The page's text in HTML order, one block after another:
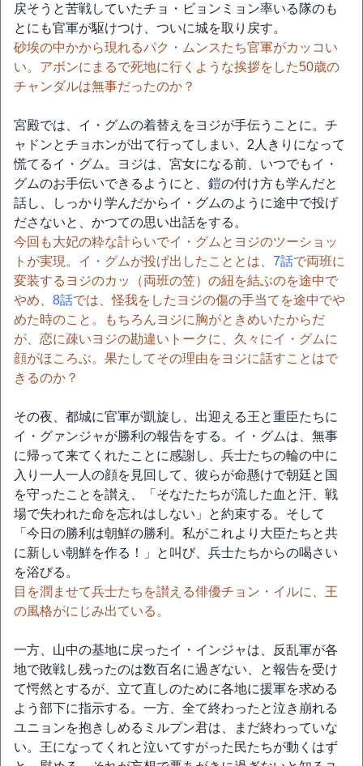
戻そうと苦戦していたチョ・ビョンミョン率いる隊のも
とにも官軍が駆けつけ、ついに城を取り戻す。
砂埃の中かから現れるパク・ムンスたち官軍がカッコい
い。アボンにまるで死地に行くような挨拶をした50歳の
チャンダルは無事だったのか？
宮殿では、イ・グムの着替えをヨジが手伝うことに。チ
ャドンとチョホンが出て行ってしまい、2人きりになって
慌てるイ・グム。ヨジは、宮女になる前、いつでもイ・
グムのお手伝いできるようにと、鎧の付け方も学んだと
話し、しっかり学んだからイ・グムのように途中で投げ
ださないと、かつての思い出話をする。
今回も大妃の粋な計らいでイ・グムとヨジのツーショッ
トが実現。イ・グムが投げ出したこととは、 7話で両班に
変装するヨジのカッ（両班の笠）の紐を結ぶのを途中で
やめ、 8話では、怪我をしたヨジの傷の手当てを途中でや
めた時のこと。もちろんヨジに胸がときめいたからだ
が、恋に疎いヨジの勘違いトークに、久々にイ・グムに
顔がほころぶ。果たしてその理由をヨジに話すことはで
きるのか？
その夜、都城に官軍が凱旋し、出迎える王と重臣たちに
イ・グァンジャが勝利の報告をする。イ・グムは、無事
に帰って来てくれたことに感謝し、兵士たちの輪の中に
入り一人一人の顔を見回して、彼らが命懸けで朝廷と国
を守ったことを讃え、「そなたたちが流した血と汗、戦
場で失われた命を忘れはしない」と約束する。そして
「今日の勝利は朝鮮の勝利。私がこれより大臣たちと共
に新しい朝鮮を作る！」と叫び、兵士たちからの喝さい
を浴びる。
目を潤ませて兵士たちを讃える俳優チョン・イルに、王
の風格がにじみ出ている。
一方、山中の基地に戻ったイ・インジャは、反乱軍が各
地で敗戦し残ったのは数百名に過ぎない、と報告を受け
て愕然とするが、立て直しのために各地に援軍を求める
よう部下に指示する。一方、全て終わったと泣き崩れる
ユニョンを抱きしめるミルプン君は、まだ終わっていな
い。王になってくれと泣いてすがった民たちが動くはず